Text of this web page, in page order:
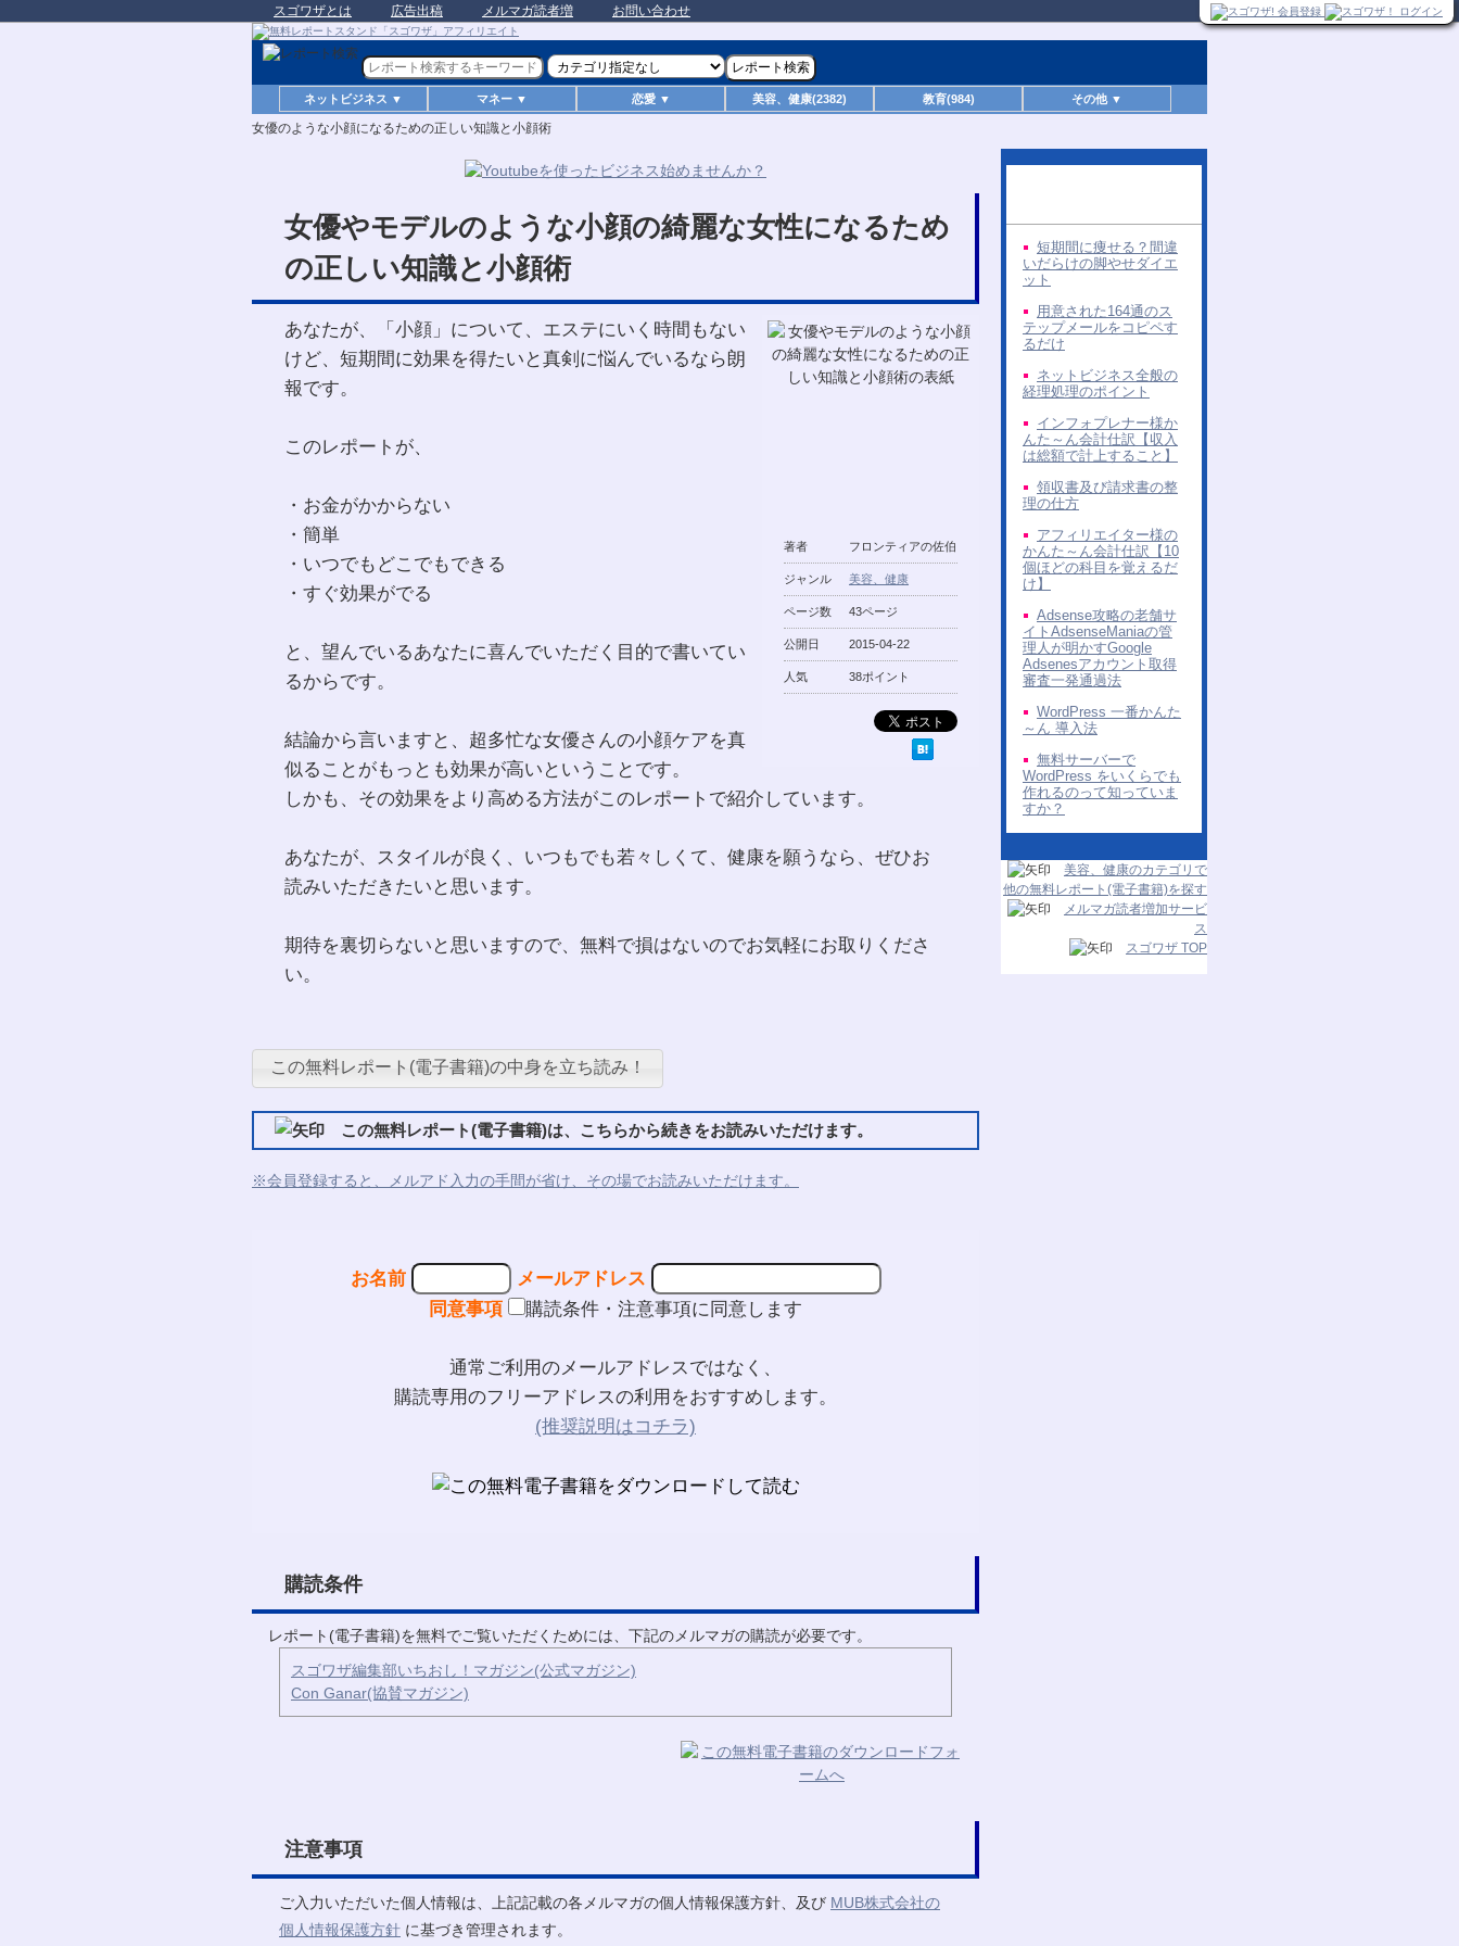
スゴワザとは 広告出稿 メルマガ読者増 お問い合わせ
ネットビジネス ▼ マネー ▼ 恋愛 ▼ 美容、健康(2382) 教育(984) その他 ▼
女優のような小顔になるための正しい知識と小顔術
女優やモデルのような小顔の綺麗な女性になるため
の正しい知識と小顔術
著者 フロンティアの佐伯
ジャンル 美容、健康
ページ数 43ページ
公開日 2015-04-22
人気 38ポイント
あなたが、「小顔」について、エステにいく時間もない
けど、短期間に効果を得たいと真剣に悩んでいるなら朗
報です。
このレポートが、
・お金がかからない
・簡単
・いつでもどこでもできる
・すぐ効果がでる
と、望んでいるあなたに喜んでいただく目的で書いてい
るからです。
結論から言いますと、超多忙な女優さんの小顔ケアを真
似ることがもっとも効果が高いということです。
しかも、その効果をより高める方法がこのレポートで紹介しています。
あなたが、スタイルが良く、いつもでも若々しくて、健康を願うなら、ぜひお
読みいただきたいと思います。
期待を裏切らないと思いますので、無料で損はないのでお気軽にお取りくださ
い。
この無料レポート(電子書籍)の中身を立ち読み！
この無料レポート(電子書籍)は、こちらから続きをお読みいただけます。
※会員登録すると、メルアド入力の手間が省け、その場でお読みいただけます。
お名前
メールアドレス
同意事項
購読条件・注意事項に同意します
通常ご利用のメールアドレスではなく、
購読専用のフリーアドレスの利用をおすすめします。
(推奨説明はコチラ)
購読条件
レポート(電子書籍)を無料でご覧いただくためには、下記のメルマガの購読が必要です。
スゴワザ編集部いちおし！マガジン(公式マガジン)
Con Ganar(協賛マガジン)
注意事項
ご入力いただいた個人情報は、上記記載の各メルマガの個人情報保護方針、及び MUB株式会社の
個人情報保護方針 に基づき管理されます。
短期間に痩せる？間違
いだらけの脚やせダイエ
ット
用意された164通のス
テップメールをコピペす
るだけ
ネットビジネス全般の
経理処理のポイント
インフォプレナー様か
んた～ん会計仕訳【収入
は総額で計上すること】
領収書及び請求書の整
理の仕方
アフィリエイター様の
かんた～ん会計仕訳【10
個ほどの科目を覚えるだ
け】
Adsense攻略の老舗サ
イトAdsenseManiaの管
理人が明かすGoogle
Adsenesアカウント取得
審査一発通過法
WordPress 一番かんた
～ん 導入法
無料サーバーで
WordPress をいくらでも
作れるのって知っていま
すか？
美容、健康のカテゴリで
他の無料レポート(電子書籍)を探す
メルマガ読者増加サービ
ス
スゴワザ TOP